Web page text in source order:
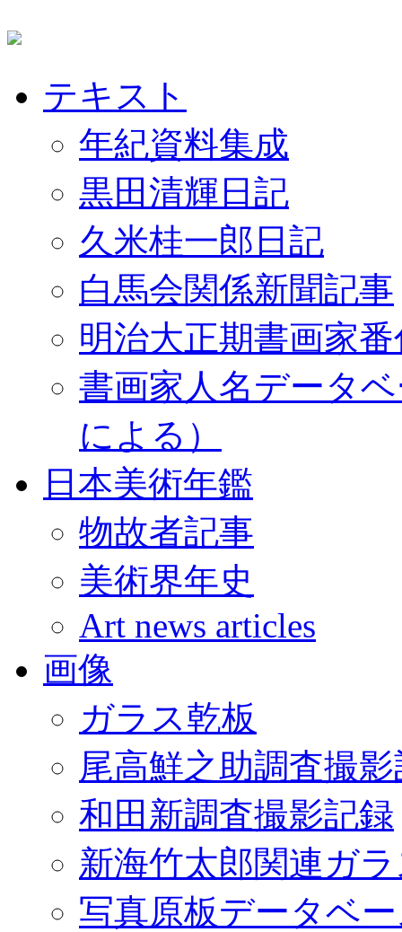
テキスト
年紀資料集成
黒田清輝日記
久米桂一郎日記
白馬会関係新聞記事
明治大正期書画家
書画家人名データ
による）
日本美術年鑑
物故者記事
美術界年史
Art news articles
画像
ガラス乾板
尾高鮮之助調査撮
和田新調査撮影記録
新海竹太郎関連ガ
写真原板データベ